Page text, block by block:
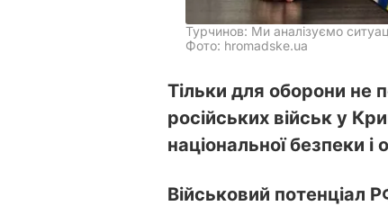
Турчинов: Ми аналізуємо
Фото: hromadske.ua
Тільки для оборони не
російських військ у
національної безпеки
Військовий